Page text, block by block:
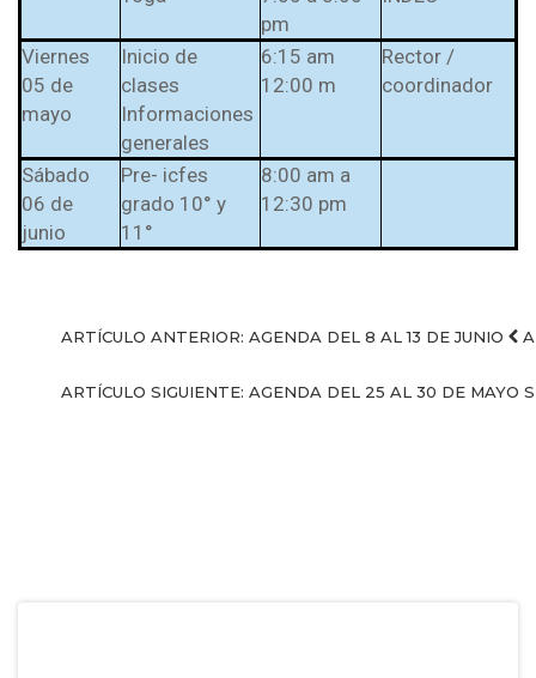
pm
Viernes
05 de
mayo
Inicio de
clases
Informaciones
generales
6:15 am
12:00 m
Rector /
coordinador
Sábado
06 de
junio
Pre- icfes
grado 10° y
11°
8:00 am a
12:30 pm
ARTÍCULO ANTERIOR: AGENDA DEL 8 AL 13 DE JUNIO
ARTÍCULO SIGUIENTE: AGENDA DEL 25 AL 30 DE MAYO